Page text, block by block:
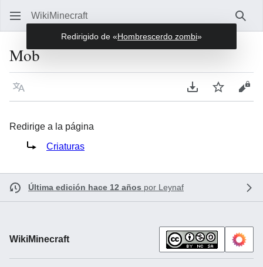
WikiMinecraft
Mob
Idioma Descargar en
VigilarVer
Redirige a la página
Redirige a:Criaturas
Última edición hace 12 años por Leynaf
WikiMinecraft
Redirigido de «Hombrescerdo zombi»